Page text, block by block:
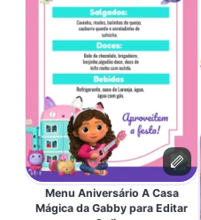
Menu Aniversário A Casa
Mágica da Gabby para Editar